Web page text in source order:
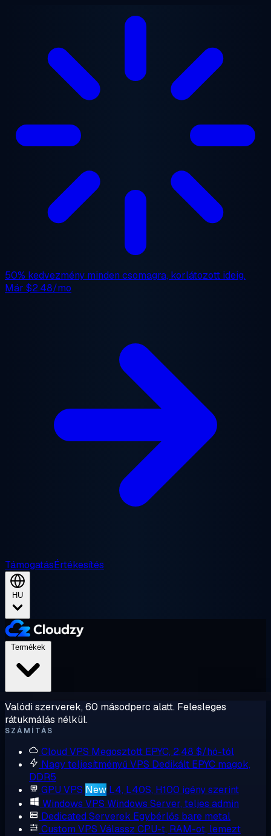
50% kedvezmény minden csomagra, korlátozott ideig.
Már $2.48/mo
TámogatásÉrtékesítés
HU
Valódi szerverek, 60 másodperc alatt. Felesleges
rátukmálás nélkül.
SZÁMÍTÁS
Cloud VPS Megosztott EPYC, 2,48 $/hó-tól
Nagy teljesítményű VPS Dedikált EPYC magok,
DDR5
GPU VPS New L4, L40S, H100 igény szerint
Windows VPS Windows Server, teljes admin
Dedicated Serverek Egybérlős bare metal
Custom VPS Válassz CPU-t, RAM-ot, lemezt